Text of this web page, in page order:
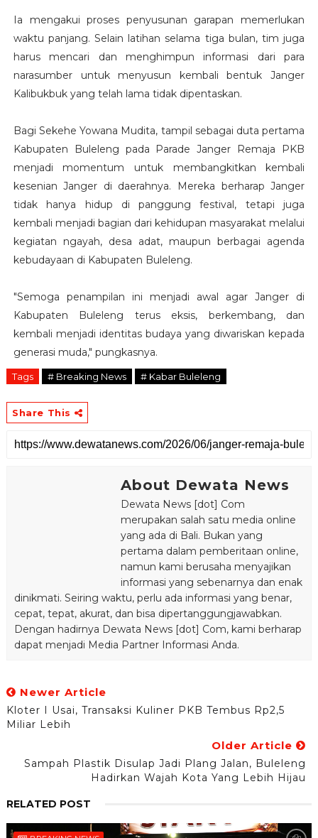
Ia mengakui proses penyusunan garapan memerlukan
waktu panjang. Selain latihan selama tiga bulan, tim juga
harus mencari dan menghimpun informasi dari para
narasumber untuk menyusun kembali bentuk Janger
Kalibukbuk yang telah lama tidak dipentaskan.
Bagi Sekehe Yowana Mudita, tampil sebagai duta pertama
Kabupaten Buleleng pada Parade Janger Remaja PKB
menjadi momentum untuk membangkitkan kembali
kesenian Janger di daerahnya. Mereka berharap Janger
tidak hanya hidup di panggung festival, tetapi juga
kembali menjadi bagian dari kehidupan masyarakat melalui
kegiatan ngayah, desa adat, maupun berbagai agenda
kebudayaan di Kabupaten Buleleng.
"Semoga penampilan ini menjadi awal agar Janger di
Kabupaten Buleleng terus eksis, berkembang, dan
kembali menjadi identitas budaya yang diwariskan kepada
generasi muda," pungkasnya.
Tags # Breaking News # Kabar Buleleng
Share This
About Dewata News
Dewata News [dot] Com
merupakan salah satu media online
yang ada di Bali. Bukan yang
pertama dalam pemberitaan online,
namun kami berusaha menyajikan
informasi yang sebenarnya dan enak
dinikmati. Seiring waktu, perlu ada informasi yang benar,
cepat, tepat, akurat, dan bisa dipertanggungjawabkan.
Dengan hadirnya Dewata News [dot] Com, kami berharap
dapat menjadi Media Partner Informasi Anda.
Newer Article
Kloter I Usai, Transaksi Kuliner PKB Tembus Rp2,5
Miliar Lebih
Older Article
Sampah Plastik Disulap Jadi Plang Jalan, Buleleng
Hadirkan Wajah Kota Yang Lebih Hijau
RELATED POST